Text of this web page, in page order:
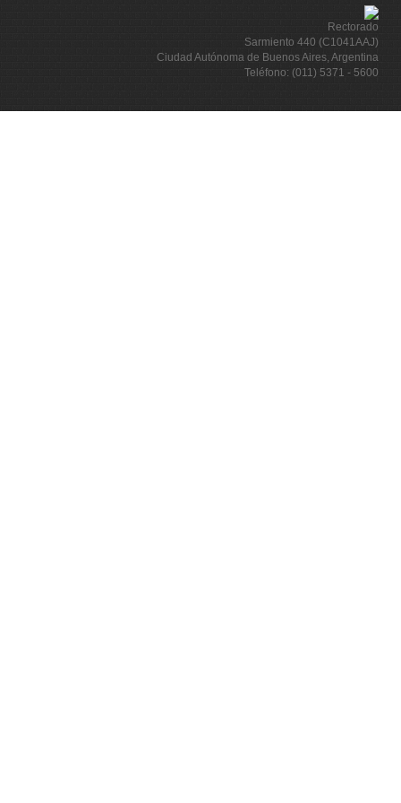
Rectorado
Sarmiento 440 (C1041AAJ)
Ciudad Autónoma de Buenos Aires, Argentina
Teléfono: (011) 5371 - 5600